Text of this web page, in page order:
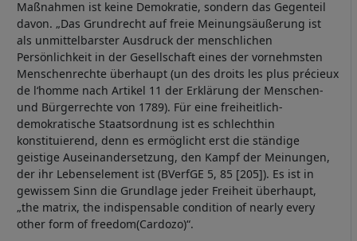
Maßnahmen ist keine Demokratie, sondern das Gegenteil
davon. „Das Grundrecht auf freie Meinungsäußerung ist
als unmittelbarster Ausdruck der menschlichen
Persönlichkeit in der Gesellschaft eines der vornehmsten
Menschenrechte überhaupt (un des droits les plus précieux
de l‘homme nach Artikel 11 der Erklärung der Menschen-
und Bürgerrechte von 1789). Für eine freiheitlich-
demokratische Staatsordnung ist es schlechthin
konstituierend, denn es ermöglicht erst die ständige
geistige Auseinandersetzung, den Kampf der Meinungen,
der ihr Lebenselement ist (BVerfGE 5, 85 [205]). Es ist in
gewissem Sinn die Grundlage jeder Freiheit überhaupt,
„the matrix, the indispensable condition of nearly every
other form of freedom(Cardozo)“.